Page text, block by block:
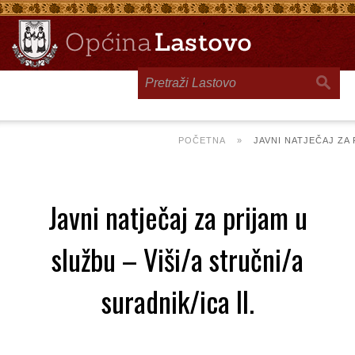
POČETNA » JAVNI NATJEČAJ ZA
Javni natječaj za prijam u
službu – Viši/a stručni/a
suradnik/ica II.